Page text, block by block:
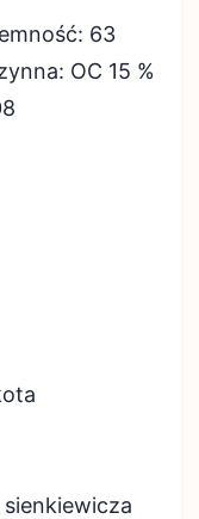
63
OC 15 %